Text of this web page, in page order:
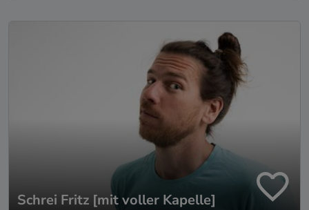
Schrei Fritz [mit voller Kapelle]